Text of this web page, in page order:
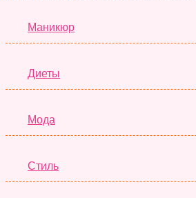
Маникюр
Диеты
Мода
Стиль